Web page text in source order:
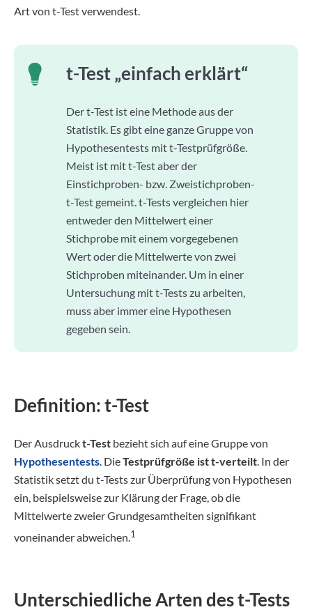
Art von t-Test verwendest.
t-Test „einfach erklärt“
Der t-Test ist eine Methode aus der
Statistik. Es gibt eine ganze Gruppe von
Hypothesentests mit t-Testprüfgröße.
Meist ist mit t-Test aber der
Einstichproben- bzw. Zweistichproben-
t-Test gemeint. t-Tests vergleichen hier
entweder den Mittelwert einer
Stichprobe mit einem vorgegebenen
Wert oder die Mittelwerte von zwei
Stichproben miteinander. Um in einer
Untersuchung mit t-Tests zu arbeiten,
muss aber immer eine Hypothesen
gegeben sein.
Definition: t-Test
Der Ausdruckt-Test bezieht sich auf eine Gruppe von
Hypothesentests. DieTestprüfgröße ist t-verteilt. In der
Statistik setzt du t-Tests zur Überprüfung von Hypothesen
ein, beispielsweise zur Klärung der Frage, ob die
Mittelwerte zweier Grundgesamtheiten signifikant
voneinander abweichen.1
Unterschiedliche Arten des t-Tests